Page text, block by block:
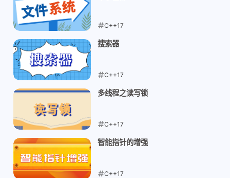
了凡四训
心经
地藏经 道德经
C++17
2026-05-14
搜索器
C++17
2026-05-13
多线程之读写锁
C++17
2026-05-12
智能指针的增强
C++17